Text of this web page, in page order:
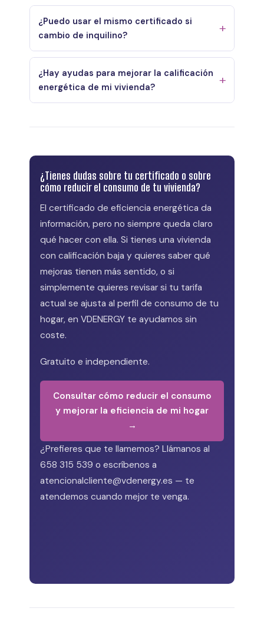
¿Puedo usar el mismo certificado si
cambio de inquilino?
¿Hay ayudas para mejorar la calificación
energética de mi vivienda?
¿Tienes dudas sobre tu certificado o sobre
cómo reducir el consumo de tu vivienda?
El certificado de eficiencia energética da
información, pero no siempre queda claro
qué hacer con ella. Si tienes una vivienda
con calificación baja y quieres saber qué
mejoras tienen más sentido, o si
simplemente quieres revisar si tu tarifa
actual se ajusta al perfil de consumo de tu
hogar, en VDENERGY te ayudamos sin
coste.
Gratuito e independiente.
Consultar cómo reducir el consumo
y mejorar la eficiencia de mi hogar
→
¿Prefieres que te llamemos? Llámanos al
658 315 539 o escríbenos a
atencionalcliente@vdenergy.es — te
atendemos cuando mejor te venga.